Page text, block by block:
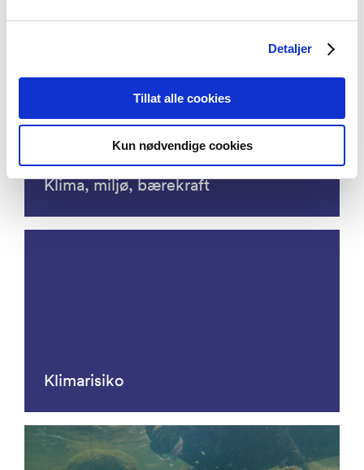
Detaljer
Tillat alle cookies
Kun nødvendige cookies
Klima, miljø, bærekraft
Klimarisiko